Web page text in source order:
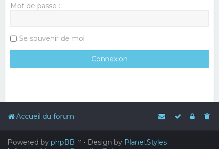
Mot de passe :
Se souvenir de moi
Accueil du forum
Powered by phpBB™ • Design by PlanetStyles